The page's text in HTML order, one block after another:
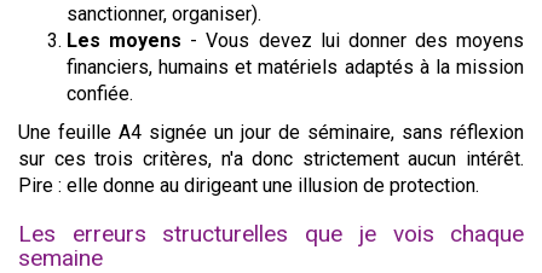
sanctionner, organiser).
Les moyens - Vous devez lui donner des moyens
financiers, humains et matériels adaptés à la mission
confiée.
Une feuille A4 signée un jour de séminaire, sans réflexion
sur ces trois critères, n'a donc strictement aucun intérêt.
Pire : elle donne au dirigeant une illusion de protection.
Les erreurs structurelles que je vois chaque
semaine